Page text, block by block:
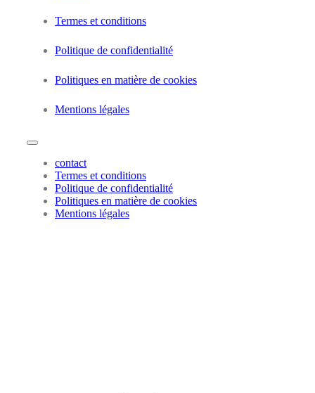
Termes et conditions
Politique de confidentialité
Politiques en matière de cookies
Mentions légales
contact
Termes et conditions
Politique de confidentialité
Politiques en matière de cookies
Mentions légales